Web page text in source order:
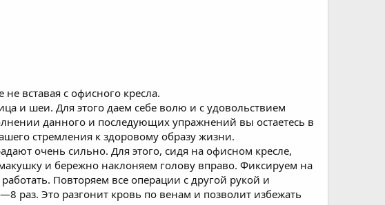
вставая с офисного кресла.
и шеи. Для этого даем себе волю и с удовольствием
данного и последующих упражнений вы остаетесь в
стремления к здоровому образу жизни.
очень сильно. Для этого, сидя на офисном кресле,
и бережно наклоняем голову вправо. Фиксируем на
Повторяем все операции с другой рукой и
раз. Это разгонит кровь по венам и позволит избежать